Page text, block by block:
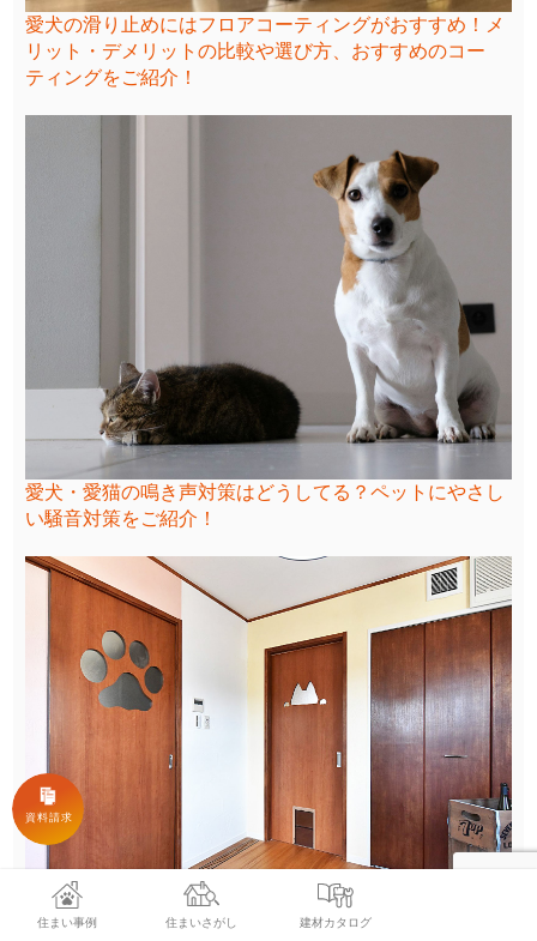
愛犬の滑り止めにはフロアコーティングがおすすめ！メ
リット・デメリットの比較や選び方、おすすめのコー
ティングをご紹介！
愛犬・愛猫の鳴き声対策はどうしてる？ペットにやさし
い騒音対策をご紹介！
ペットドアのメリット・デメリットとは？覗き穴をつけ
た新しい発想のドアにも注目！
住まい事例 住まいさがし 建材カタログ